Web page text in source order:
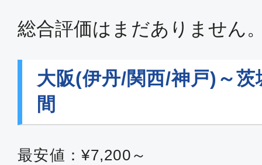
総合評価はまだありません
大阪(伊丹/関西/神戸)～
間
最安値：¥7,200～